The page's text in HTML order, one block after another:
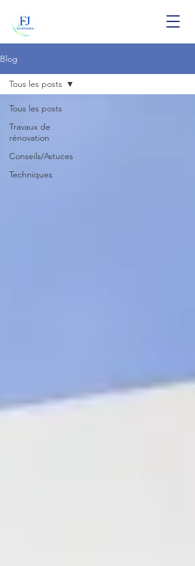
Blog
Tous les posts
Travaux de
rénovation
Conseils/Astuces
Techniques
Tous les posts